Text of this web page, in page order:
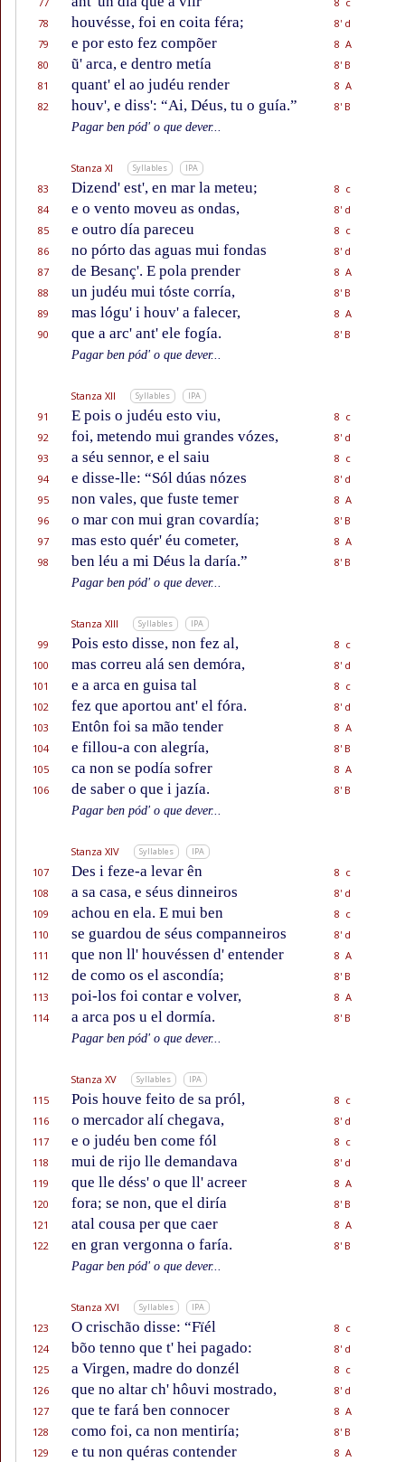
78
houvésse, foi en coita féra;
8' d
79
e por esto fez compõer
8 A
80
ũ' arca, e dentro metía
8' B
81
quant' el ao judéu render
8 A
82
houv', e diss': “Ai, Déus, tu o guía.”
8' B
Pagar ben pód' o que dever...
Stanza XI Syllables IPA
83 Dizend' est', en mar la meteu;
8 c
84
e o vento moveu as ondas,
8' d
85
e outro día pareceu
8 c
86
no pórto das aguas mui fondas
8' d
87
de Besanç'. E pola prender
8 A
88
un judéu mui tóste corría,
8' B
89
mas lógu' i houv' a falecer,
8 A
90
que a arc' ant' ele fogía.
8' B
Pagar ben pód' o que dever...
Stanza XII Syllables IPA
91 E pois o judéu esto viu,
8 c
92
foi, metendo mui grandes vózes,
8' d
93
a séu sennor, e el saiu
8 c
94
e disse-lle: “Sól dúas nózes
8' d
95
non vales, que fuste temer
8 A
96
o mar con mui gran covardía;
8' B
97
mas esto quér' éu cometer,
8 A
98
ben léu a mi Déus la daría.”
8' B
Pagar ben pód' o que dever...
Stanza XIII Syllables IPA
99 Pois esto disse, non fez al,
8 c
100
mas correu alá sen demóra,
8' d
101
e a arca en guisa tal
8 c
102
fez que aportou ant' el fóra.
8' d
103
Entôn foi sa mão tender
8 A
104
e fillou-a con alegría,
8' B
105
ca non se podía sofrer
8 A
106
de saber o que i jazía.
8' B
Pagar ben pód' o que dever...
Stanza XIV Syllables IPA
107 Des i feze-a levar ên
8 c
108
a sa casa, e séus dinneiros
8' d
109
achou en ela. E mui ben
8 c
110
se guardou de séus companneiros
8' d
111
que non ll' houvéssen d' entender
8 A
112
de como os el ascondía;
8' B
113
poi-los foi contar e volver,
8 A
114
a arca pos u el dormía.
8' B
Pagar ben pód' o que dever...
Stanza XV Syllables IPA
115 Pois houve feito de sa pról,
8 c
116
o mercador alí chegava,
8' d
117
e o judéu ben come fól
8 c
118
mui de rijo lle demandava
8' d
119
que lle déss' o que ll' acreer
8 A
120
fora; se non, que el diría
8' B
121
atal cousa per que caer
8 A
122
en gran vergonna o faría.
8' B
Pagar ben pód' o que dever...
Stanza XVI Syllables IPA
123 O crischão disse: “Fïél
8 c
124
bõo tenno que t' hei pagado:
8' d
125
a Virgen, madre do donzél
8 c
126
que no altar ch' hôuvi mostrado,
8' d
127
que te fará ben connocer
8 A
128
como foi, ca non mentiría;
8' B
129
e tu non quéras contender
8 A